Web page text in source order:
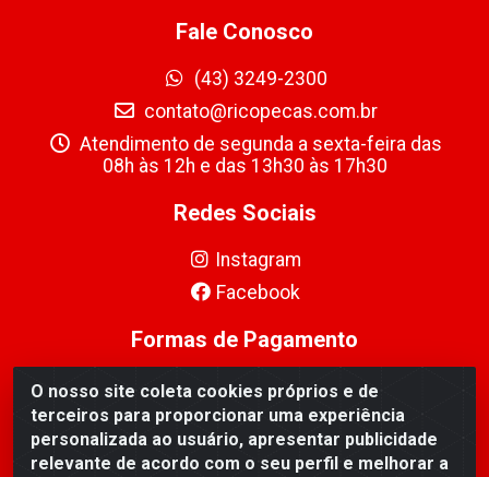
O nosso site coleta cookies próprios e de
terceiros para proporcionar uma experiência
personalizada ao usuário, apresentar publicidade
relevante de acordo com o seu perfil e melhorar a
Fale Conosco
(43) 3249-2300
contato@ricopecas.com.br
Atendimento de segunda a sexta-feira das
08h às 12h e das 13h30 às 17h30
Redes Sociais
Instagram
Facebook
Formas de Pagamento
Ricopeças Comércio de componentes Eletrônicos Ltda -